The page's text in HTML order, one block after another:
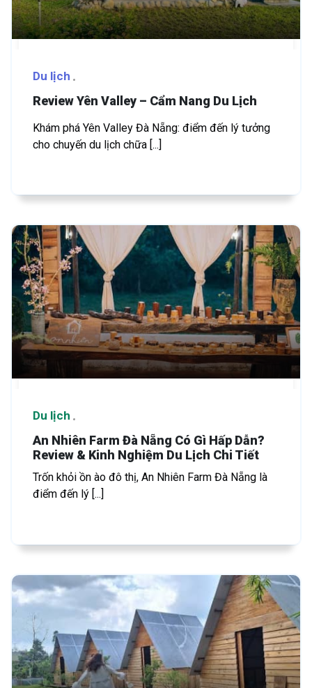
Du lịch
Review Yên Valley – Cẩm Nang Du Lịch
Khám phá Yên Valley Đà Nẵng: điểm đến lý tưởng
cho chuyến du lịch chữa [...]
Du lịch
An Nhiên Farm Đà Nẵng Có Gì Hấp Dẫn?
Review & Kinh Nghiệm Du Lịch Chi Tiết
Trốn khỏi ồn ào đô thị, An Nhiên Farm Đà Nẵng là
điểm đến lý [...]